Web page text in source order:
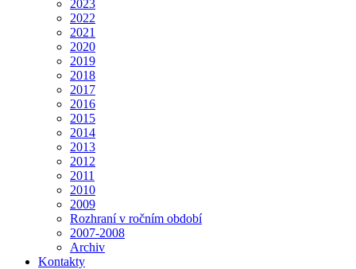
2023
2022
2021
2020
2019
2018
2017
2016
2015
2014
2013
2012
2011
2010
2009
Rozhraní v ročním období
2007-2008
Archiv
Kontakty